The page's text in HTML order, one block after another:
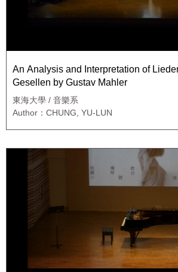
An Analysis and Interpretation of Lieder eines fahrenden
Gesellen by Gustav Mahler
東海大學 / 音樂系
Author：CHUNG, YU-LUN